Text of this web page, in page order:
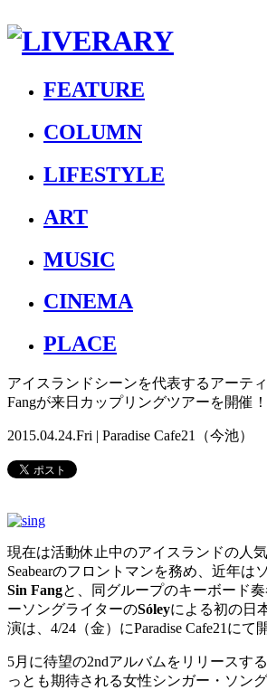
FEATURE
COLUMN
LIFESTYLE
ART
MUSIC
CINEMA
PLACE
アイスランドシーンを代表するアーテ
Fangが来日カップリングツアーを開催！
2015.04.24.Fri | Paradise Cafe21（今池）
現在は活動休止中のアイスランドの人
Seabearのフロントマンを務め、近年は
Sin Fangと、同グループのキーボード
ーソングライターのSóleyによる初の日
演は、4/24（金）にParadise Cafe21にて
5月に待望の2ndアルバムをリリースす
っとも期待される女性シンガー・ソング